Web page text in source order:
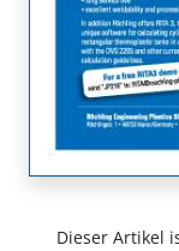
Dieser Artikel